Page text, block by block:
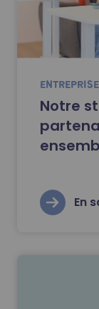
ENTREPRISE
Notre
En